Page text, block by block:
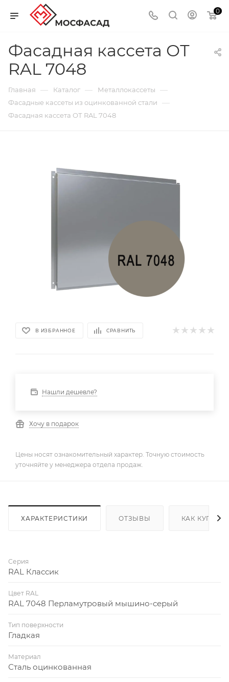
0
Фасадная кассета ОТ
RAL 7048
Главная — Каталог — Металлокассеты —
Фасадные кассеты из оцинкованной стали —
Фасадная кассета ОТ RAL 7048
В ИЗБРАННОЕ СРАВНИТЬ
Нашли дешевле?
Хочу в подарок
Цены носят ознакомительный характер. Точную стоимость
уточняйте у менеджера отдела продаж.
ХАРАКТЕРИСТИКИ ОТЗЫВЫ КАК КУПИТЬ
Серия
RAL Классик
Цвет RAL
RAL 7048 Перламутровый мышино-серый
Тип поверхности
Гладкая
Материал
Сталь оцинкованная